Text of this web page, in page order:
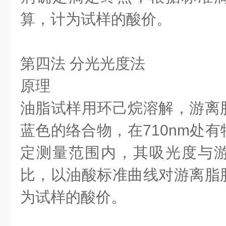
算，计为试样的酸价。
第四法 分光光度法
原理
油脂试样用环己烷溶解，游
蓝色的络合物，在710nm处
定测量范围内，其吸光度与
比，以油酸标准曲线对游离
为试样的酸价。